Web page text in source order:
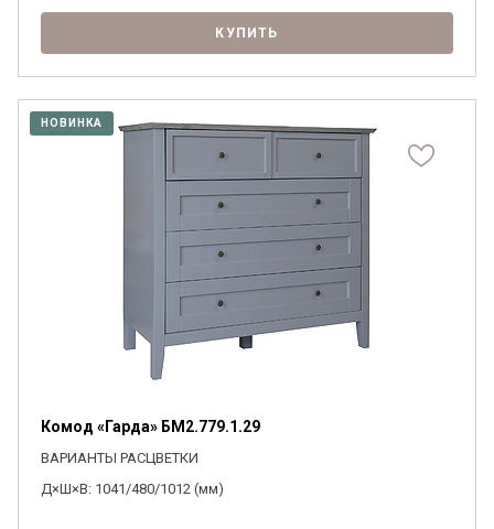
КУПИТЬ
НОВИНКА
Комод «Гарда» БМ2.779.1.29
ВАРИАНТЫ РАСЦВЕТКИ
Д×Ш×В: 1041/480/1012 (мм)